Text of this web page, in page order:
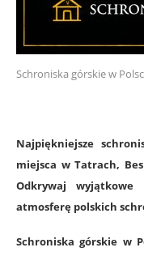
Schroniska górskie w
Najpiękniejsze
miejsca w Tatrach,
Odkrywaj wyjątkowe
atmosferę polskich
Schroniska górskie w